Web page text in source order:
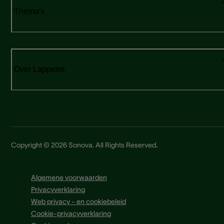
Thema's
Over Lapperre
Copyright © 2026 Sonova. All Rights Reserved.
Algemene voorwaarden
Privacyverklaring
Web privacy - en cookiebeleid
Cookie-privacyverklaring